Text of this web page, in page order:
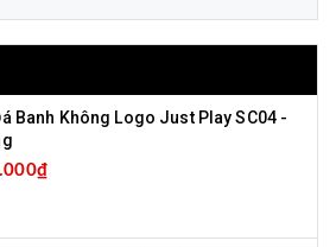
Banh Không Logo Just Play SC04 -